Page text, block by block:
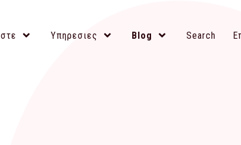
Υπηρεσιες Blog Search